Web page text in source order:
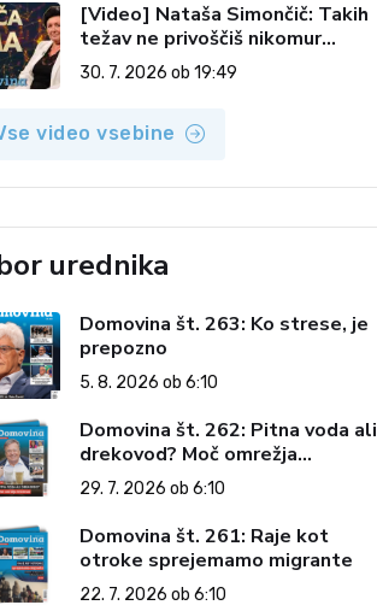
[Video] Nataša Simončič: Takih
težav ne privoščiš nikomur
(Vroča tema, 30. 7. 2026)
30. 7. 2026 ob 19:49
video vsebine
urednika
Domovina št. 263: Ko strese, je
prepozno
5. 8. 2026 ob 6:10
Domovina št. 262: Pitna voda ali
drekovod? Moč omrežja
interesov
29. 7. 2026 ob 6:10
Domovina št. 261: Raje kot
otroke sprejemamo migrante
22. 7. 2026 ob 6:10